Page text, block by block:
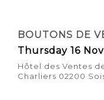
BOUTONS DE
Thursday 16
Hôtel des Ventes
Charliers 02200